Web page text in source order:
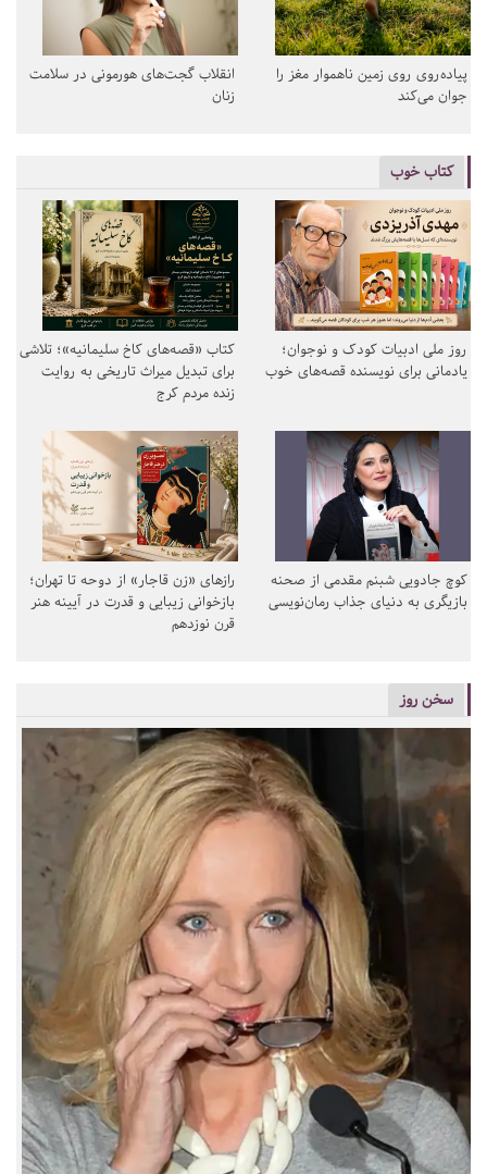
پیاده‌روی روی زمین ناهموار مغز را
جوان می‌کند
انقلاب گجت‌های هورمونی در سلامت
زنان
کتاب خوب
روز ملی ادبیات کودک و نوجوان؛
یادمانی برای نویسنده قصه‌های خوب
کتاب «قصه‌های کاخ سلیمانیه»؛ تلاشی
برای تبدیل میراث تاریخی به روایت
زنده مردم کرج
کوچ جادویی شبنم مقدمی از صحنه
بازیگری به دنیای جذاب رمان‌نویسی
رازهای «زن قاجار» از دوحه تا تهران؛
بازخوانی زیبایی و قدرت در آیینه هنر
قرن نوزدهم
سخن روز